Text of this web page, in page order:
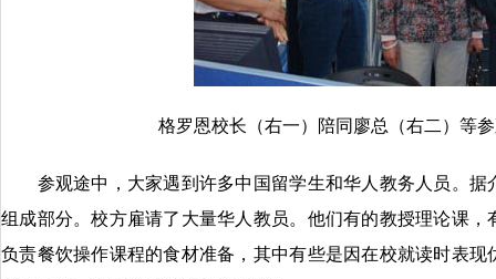
格罗恩校长（右一）陪同廖总（右二）等
参观途中，大家遇到许多中国留学生和华人教务人员。据
组成部分。校方雇请了大量华人教员。他们有的教授理论课
负责餐饮操作课程的食材准备，其中有些是因在校就读时表